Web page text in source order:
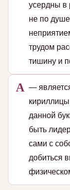
усердны в
не по
трудом
тишину и
А —
данной
быть
сами с
добиться